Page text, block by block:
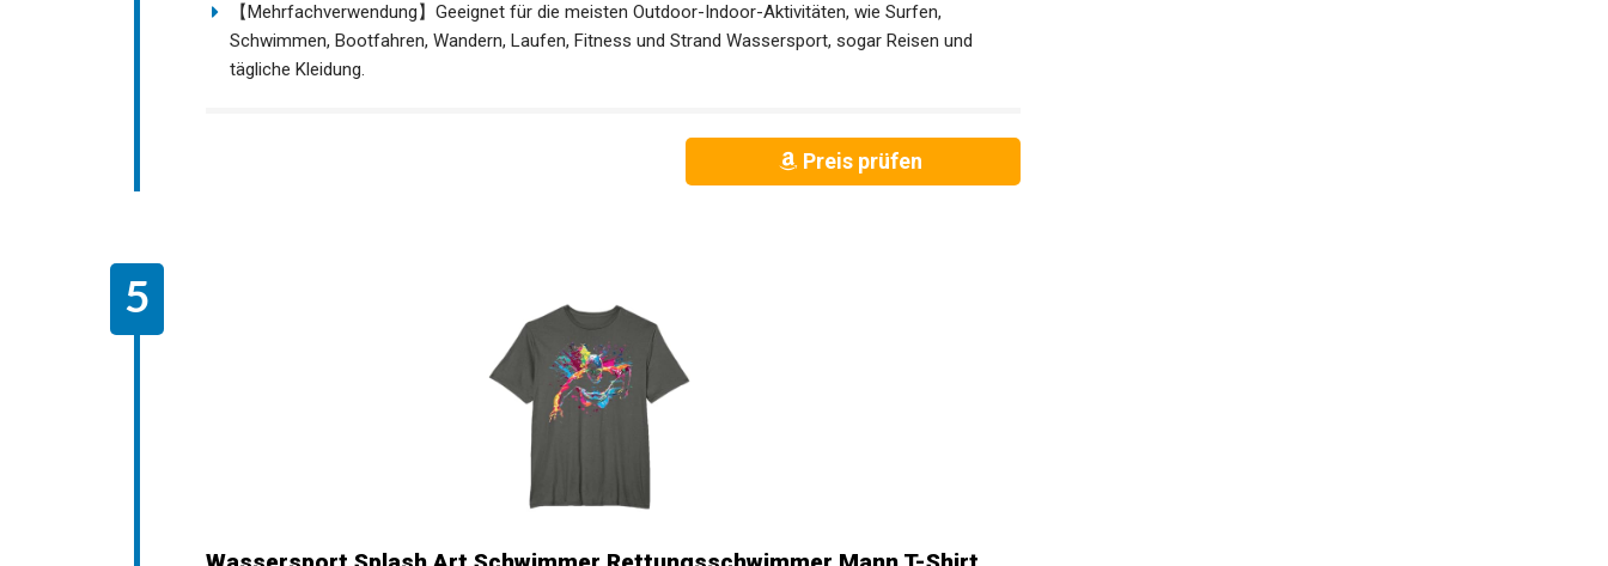
【Mehrfachverwendung】Geeignet für die meisten Outdoor-Indoor-Aktivitäten, wie Surfen,
Schwimmen, Bootfahren, Wandern, Laufen, Fitness und Strand Wassersport, sogar Reisen und
tägliche Kleidung.
Preis prüfen